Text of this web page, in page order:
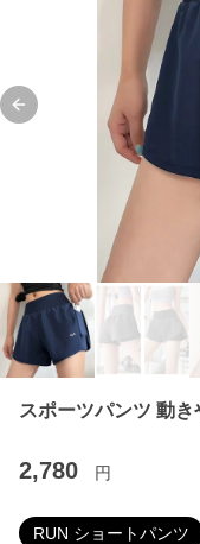
Previous slide
スポーツパンツ 動
2,780 円
RUN ショートパンツ